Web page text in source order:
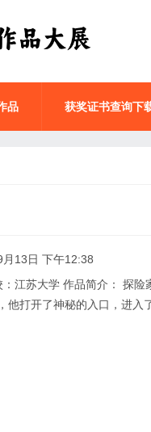
品 获奖证书查询下
月13日 下午12:38
江苏大学 作品简介： 探
他打开了神秘的入口，进入